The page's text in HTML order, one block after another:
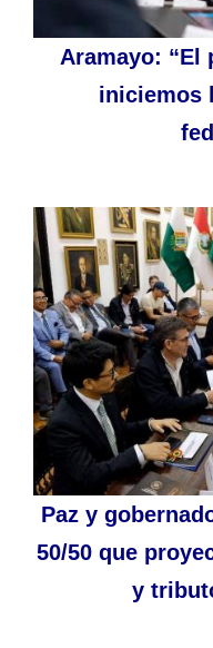
Aramayo: “El
iniciemos
Paz y
50/50 que
y